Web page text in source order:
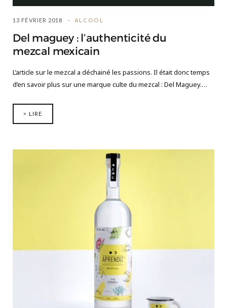
13 FÉVRIER 2018 ALCOOL
Del maguey : l’authenticité du
mezcal mexicain
L’article sur le mezcal a déchainé les passions. Il était donc temps
d’en savoir plus sur une marque culte du mezcal : Del Maguey.…
> LIRE